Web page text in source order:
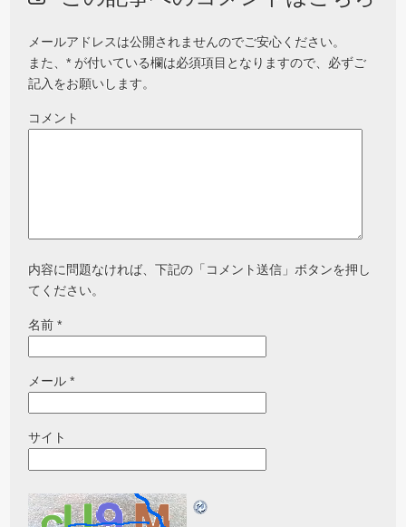
メールアドレスは公開されませんのでご安心ください。
また、* が付いている欄は必須項目となりますので、必ずご
記入をお願いします。
コメント
内容に問題なければ、下記の「コメント送信」ボタンを押し
てください。
名前*
メール*
サイト